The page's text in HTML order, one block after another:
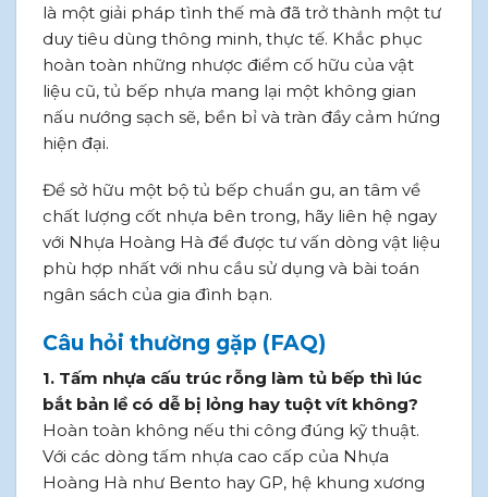
là một giải pháp tình thế mà đã trở thành một tư
duy tiêu dùng thông minh, thực tế. Khắc phục
hoàn toàn những nhược điểm cố hữu của vật
liệu cũ, tủ bếp nhựa mang lại một không gian
nấu nướng sạch sẽ, bền bỉ và tràn đầy cảm hứng
hiện đại.
Để sở hữu một bộ tủ bếp chuẩn gu, an tâm về
chất lượng cốt nhựa bên trong, hãy liên hệ ngay
với Nhựa Hoàng Hà để được tư vấn dòng vật liệu
phù hợp nhất với nhu cầu sử dụng và bài toán
ngân sách của gia đình bạn.
Câu hỏi thường gặp (FAQ)
1. Tấm nhựa cấu trúc rỗng làm tủ bếp thì lúc
bắt bản lề có dễ bị lỏng hay tuột vít không?
Hoàn toàn không nếu thi công đúng kỹ thuật.
Với các dòng tấm nhựa cao cấp của Nhựa
Hoàng Hà như Bento hay GP, hệ khung xương